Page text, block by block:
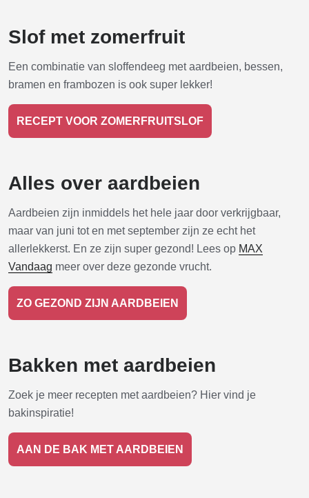
Slof met zomerfruit
Een combinatie van sloffendeeg met aardbeien, bessen,
bramen en frambozen is ook super lekker!
RECEPT VOOR ZOMERFRUITSLOF
Alles over aardbeien
Aardbeien zijn inmiddels het hele jaar door verkrijgbaar,
maar van juni tot en met september zijn ze echt het
allerlekkerst. En ze zijn super gezond! Lees op MAX
Vandaag meer over deze gezonde vrucht.
ZO GEZOND ZIJN AARDBEIEN
Bakken met aardbeien
Zoek je meer recepten met aardbeien? Hier vind je
bakinspiratie!
AAN DE BAK MET AARDBEIEN